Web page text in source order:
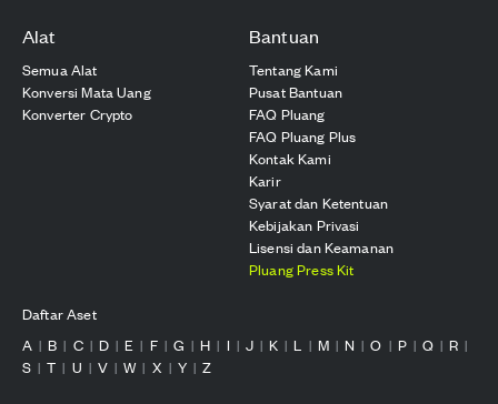
Alat
Semua Alat
Konversi Mata Uang
Konverter Crypto
Bantuan
Tentang Kami
Pusat Bantuan
FAQ Pluang
FAQ Pluang Plus
Kontak Kami
Karir
Syarat dan Ketentuan
Kebijakan Privasi
Lisensi dan Keamanan
Pluang Press Kit
Daftar Aset
A | B | C | D | E | F | G | H | I | J | K | L | M | N | O | P | Q | R |
S | T | U | V | W | X | Y | Z